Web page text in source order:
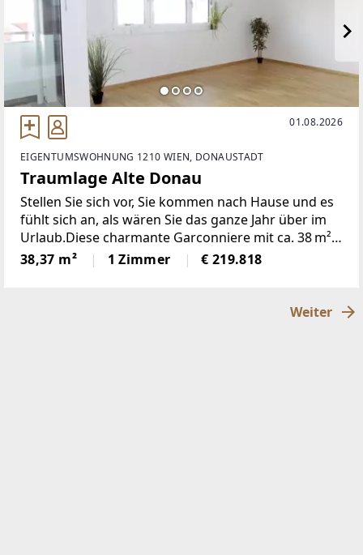
01.08.2026
EIGENTUMSWOHNUNG 1210 WIEN, DONAUSTADT
Traumlage Alte Donau
Stellen Sie sich vor, Sie kommen nach Hause und es
fühlt sich an, als wären Sie das ganze Jahr über im
Urlaub.Diese charmante Garconniere mit ca. 38 m²
Wohnfläche plus nordostseitiger Loggia liegt nur
wenige Schritte von der Alten Donau entfernt
38,37 m² 1 Zimmer € 219.818
Weiter